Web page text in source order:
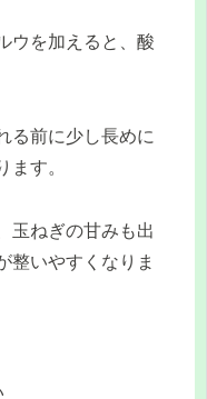
ウを加えると、酸
る前に少し長めに
ます。
玉ねぎの甘みも出
整いやすくなりま